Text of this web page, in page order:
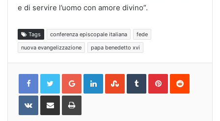
e di servire l’uomo con amore divino”.
Tags conferenza episcopale italiana
fede
nuova evangelizzazione
papa benedetto xvi
Google+LinkedInStumbleUpon
TumblrPinterestReddit
VKontakteShare
Email
Print